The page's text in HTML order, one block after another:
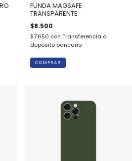
FUNDA MAGSAFE
TRANSPARENTE
$8.500
$7.650 con Transferencia o
depósito bancario
COMPRAR